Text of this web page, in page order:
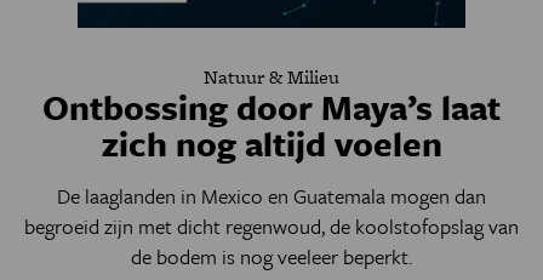
Natuur & Milieu
Ontbossing door Maya’s laat
zich nog altijd voelen
De laaglanden in Mexico en Guatemala mogen dan
begroeid zijn met dicht regenwoud, de koolstofopslag van
de bodem is nog veeleer beperkt.